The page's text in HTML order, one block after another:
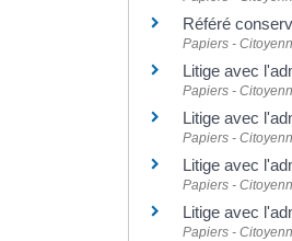
Référé
Papiers -
Litige avec
Papiers -
Litige avec
Papiers -
Litige avec
Papiers -
Litige avec
Papiers -